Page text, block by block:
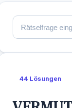
44 Lösungen